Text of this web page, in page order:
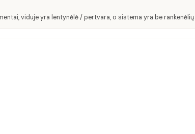
viduje yra lentynėlė / pertvara, o sistema yra be rankenėlių